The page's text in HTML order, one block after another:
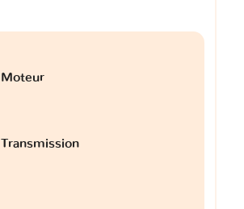
Moteur
Transmission